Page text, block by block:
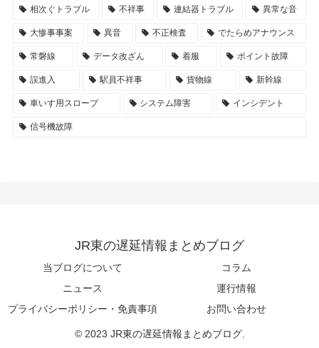
相次ぐトラブル 不祥事 連結器トラブル 異常な音
大惨事事案 異音 不正検査 でたらめアナウンス
常磐線 データ改ざん 着服 ポイント故障
誤進入 駅員不祥事 貨物線 新幹線
車いす用スロープ システム障害 インシデント
信号機故障
JR東の遅延情報まとめブログ
当ブログについて
コラム
ニュース
運行情報
プライバシーポリシー・免責事項
お問い合わせ
© 2023 JR東の遅延情報まとめブログ.